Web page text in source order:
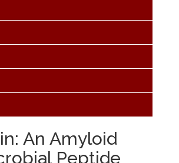
An Amyloid
Peptide